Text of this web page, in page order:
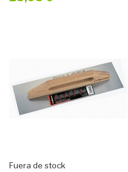
Fuera de stock